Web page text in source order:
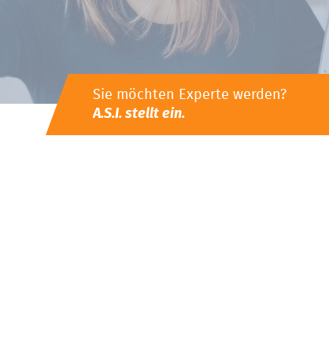
Sie möchten Experte werden?
A.S.I. stellt ein.